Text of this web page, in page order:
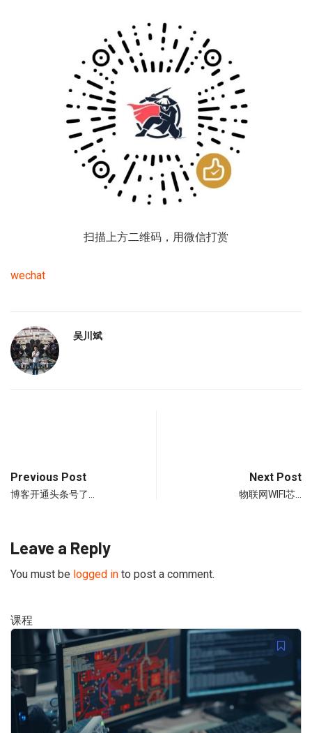
扫描上方二维码，用微信打赏
wechat
吴川斌
Previous Post
博客开通头条号了…
Next Post
物联网WIFI芯…
Leave a Reply
You must be logged in to post a comment.
课程